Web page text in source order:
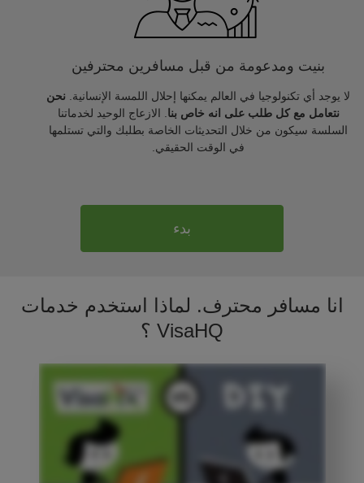
بنيت ومدعومة من قبل مسافرين محترفين
لا يوجد أي تكنولوجيا في العالم يمكنها إحلال اللمسة الإنسانية. نحن
نتعامل مع كل طلب على انه خاص بنا . الازعاج الوحيد لخدماتنا
السلسة سيكون من خلال التحديثات الخاصة بطلبك والتي تستلمها
في الوقت الحقيقي.
بدء
انا مسافر محترف. لماذا استخدم خدمات
VisaHQ ؟